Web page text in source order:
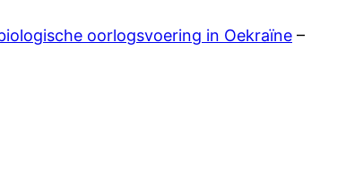
oorlogsvoering in Oekraïne –